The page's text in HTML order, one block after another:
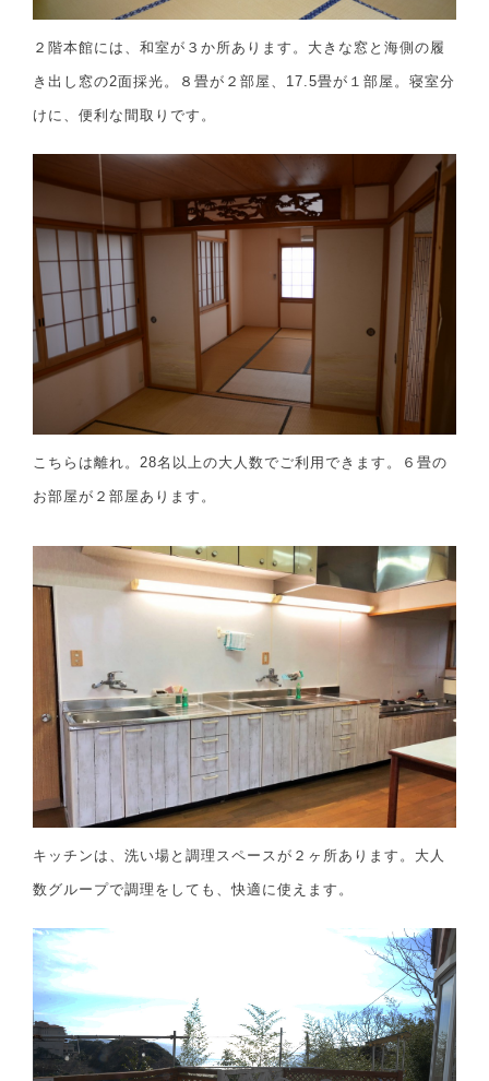
２階本館には、和室が３か所あります。大きな窓と海側の履
き出し窓の2面採光。８畳が２部屋、17.5畳が１部屋。寝室分
けに、便利な間取りです。
こちらは離れ。28名以上の大人数でご利用できます。６畳の
お部屋が２部屋あります。
キッチンは、洗い場と調理スペースが２ヶ所あります。大人
数グループで調理をしても、快適に使えます。